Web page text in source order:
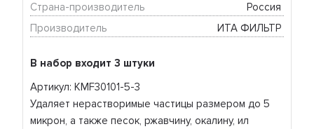
В набор входит 3 штуки
Артикул: KMF30101-5-3
Удаляет нерастворимые частицы размером до 5
микрон, а также песок, ржавчину, окалину, ил
Страна-производитель
Россия
Производитель
ИТА ФИЛЬТР